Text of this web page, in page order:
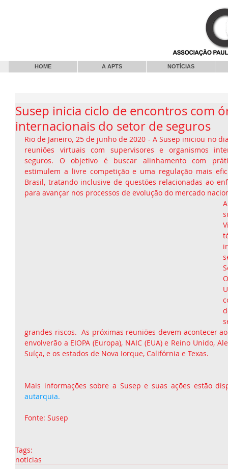
HOME A APTS NOTÍCIAS
Susep inicia ciclo de encontros com
internacionais do setor de seguros
Rio de Janeiro, 25 de junho de 2020 - A Susep iniciou no
reuniões virtuais com supervisores e organismos
seguros. O objetivo é buscar alinhamento com
estimulem a livre competição e uma regulação mais
Brasil, tratando inclusive de questões relacionadas ao
para avançar nos processos de evolução do mercado
grandes riscos.  As próximas reuniões devem acontecer
envolverão a EIOPA (Europa), NAIC (EUA) e Reino Unido,
Suíça, e os estados de Nova Iorque, Califórnia e Texas.
Mais informações sobre a Susep e suas ações estão
autarquia.​
Fonte: Susep
Tags:
notícias